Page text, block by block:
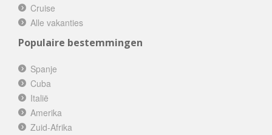
Cruise
Alle vakanties
Populaire bestemmingen
Spanje
Cuba
Italië
Amerika
Zuid-Afrika